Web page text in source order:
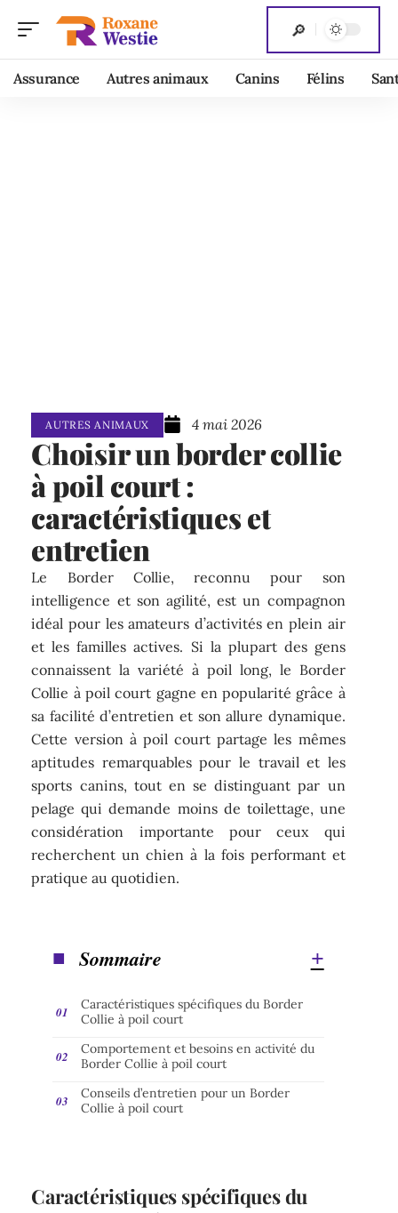
Assurance Autres animaux Canins Félins
AUTRES ANIMAUX 4 mai 2026
Choisir un border collie
à poil court :
caractéristiques et
entretien
Le Border Collie, reconnu pour son
intelligence et son agilité, est un compagnon
idéal pour les amateurs d’activités en plein air
et les familles actives. Si la plupart des gens
connaissent la variété à poil long, le Border
Collie à poil court gagne en popularité grâce à
sa facilité d’entretien et son allure dynamique.
Cette version à poil court partage les mêmes
aptitudes remarquables pour le travail et les
sports canins, tout en se distinguant par un
pelage qui demande moins de toilettage, une
considération importante pour ceux qui
recherchent un chien à la fois performant et
pratique au quotidien.
Sommaire
Caractéristiques spécifiques du Border
Collie à poil court
Comportement et besoins en activité du
Border Collie à poil court
Conseils d’entretien pour un Border
Collie à poil court
Caractéristiques spécifiques du